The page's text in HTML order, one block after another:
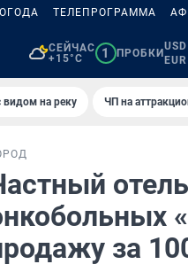
ТЕЛЕПРОГРАММА
СЕЙЧАС
+15°C
1 ПРОБКИ
видом на реку ЧП на
за